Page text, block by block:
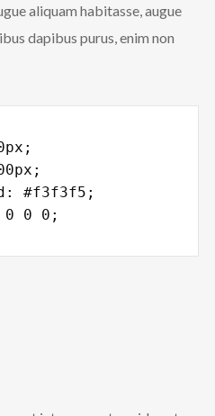
aliquam habitasse, augue
dapibus purus, enim non